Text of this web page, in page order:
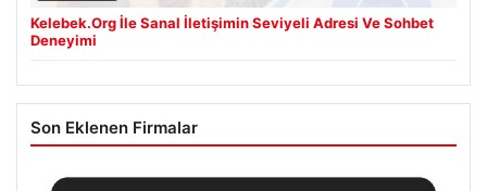
Kelebek.Org İle Sanal İletişimin Seviyeli Adresi Ve Sohbet
Deneyimi
Son Eklenen Firmalar